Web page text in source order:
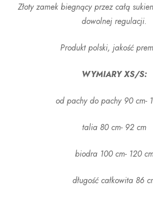
Złoty zamek biegnący przez całą
dowolnej regulacji.
Produkt polski, jakość
WYMIARY XS/S:
od pachy do pachy 90 cm-
talia 80 cm- 92 cm
biodra 100 cm- 120
długość całkowita 86